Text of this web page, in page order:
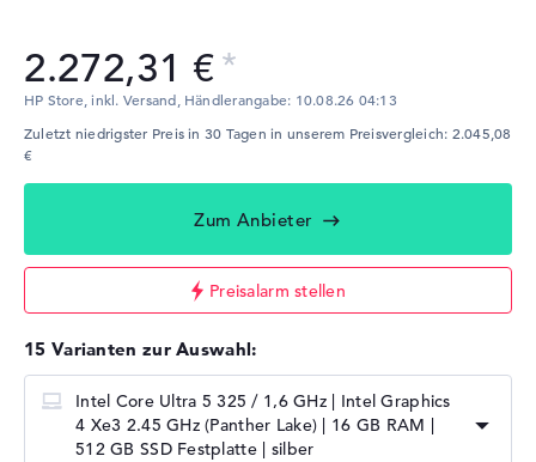
2.272,31 €
HP Store, inkl. Versand,Händlerangabe: 10.08.26 04:13
Zuletzt niedrigster Preis in 30 Tagen in unserem Preisvergleich: 2.045,08
€
Zum Anbieter
Preisalarm stellen
15 Varianten zur Auswahl:
Intel Core Ultra 5 325 / 1,6 GHz | Intel Graphics
4 Xe3 2.45 GHz (Panther Lake) | 16 GB RAM |
512 GB SSD Festplatte | silber